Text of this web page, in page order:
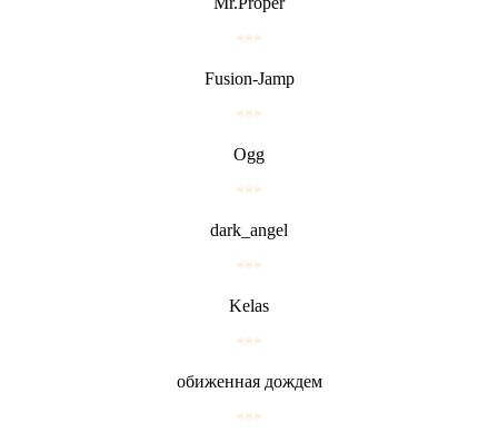
***
Fusion-Jamp
***
Ogg
***
dark_angel
***
Kelas
***
обиженная дождем
***